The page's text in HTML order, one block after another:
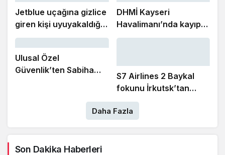
Şeker’e ziyaret
Jetblue uçağına gizlice
giren kişi uyuyakaldığı
tuvalette yakalandı
DHMİ Kayseri
Havalimanı’nda kayıp
ve buluntu altın gümüş
Ulusal Özel
Güvenlik’ten Sabiha
S7 Airlines 2 Baykal
fokunu İrkutsk’tan
Moskova’ya taşıdı
Daha Fazla
Son Dakika Haberleri